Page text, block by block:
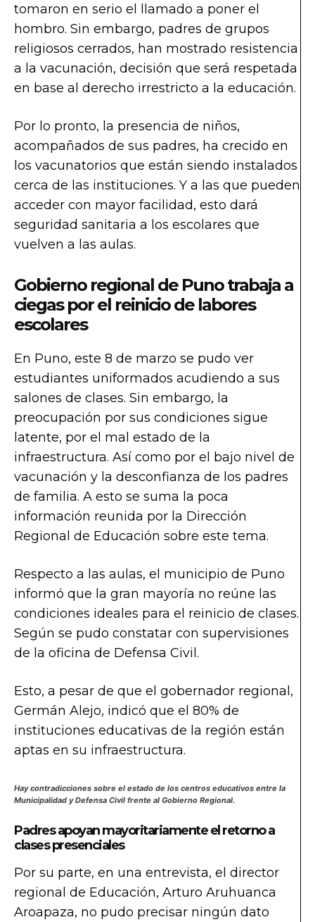
tomaron en serio el llamado a poner el
hombro. Sin embargo, padres de grupos
religiosos cerrados, han mostrado resistencia
a la vacunación, decisión que será respetada
en base al derecho irrestricto a la educación.
Por lo pronto, la presencia de niños,
acompañados de sus padres, ha crecido en
los vacunatorios que están siendo instalados
cerca de las instituciones. Y a las que pueden
acceder con mayor facilidad, esto dará
seguridad sanitaria a los escolares que
vuelven a las aulas.
Gobierno regional de Puno trabaja a
ciegas por el reinicio de labores
escolares
En Puno, este 8 de marzo se pudo ver
estudiantes uniformados acudiendo a sus
salones de clases. Sin embargo, la
preocupación por sus condiciones sigue
latente, por el mal estado de la
infraestructura. Así como por el bajo nivel de
vacunación y la desconfianza de los padres
de familia. A esto se suma la poca
información reunida por la Dirección
Regional de Educación sobre este tema.
Respecto a las aulas, el municipio de Puno
informó que la gran mayoría no reúne las
condiciones ideales para el reinicio de clases.
Según se pudo constatar con supervisiones
de la oficina de Defensa Civil.
Esto, a pesar de que el gobernador regional,
Germán Alejo, indicó que el 80% de
instituciones educativas de la región están
aptas en su infraestructura.
Hay contradicciones sobre el estado de los centros educativos entre la
Municipalidad y Defensa Civil frente al Gobierno Regional.
Padres apoyan mayoritariamente el retorno a
clases presenciales
Por su parte, en una entrevista, el director
regional de Educación, Arturo Aruhuanca
Aroapaza, no pudo precisar ningún dato